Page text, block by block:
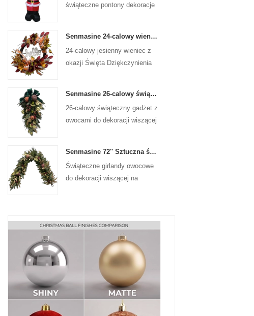
świąteczne pontony dekoracje
święty mikołaj nadmuchiwane
Senmasine 24-calowy wieniec z okazji Święta Dziękczynienia ze znakiem powitalnym Jesienne liście do zbiorów Słonecznik Wzór dyni Kokarda
24-calowy jesienny wieniec z
okazji Święta Dziękczynienia
Senmasine 26-calowy świąteczny gadżet owocowy ze wstążką i kokardkami Sztuczne liście gałęzi PCV
26-calowy świąteczny gadżet z
owocami do dekoracji wiszącej
Senmasine 72'' Sztuczna świąteczna girlanda owocowa do wiszącej dekoracji kominka na schodach
Świąteczne girlandy owocowe
do dekoracji wiszącej na